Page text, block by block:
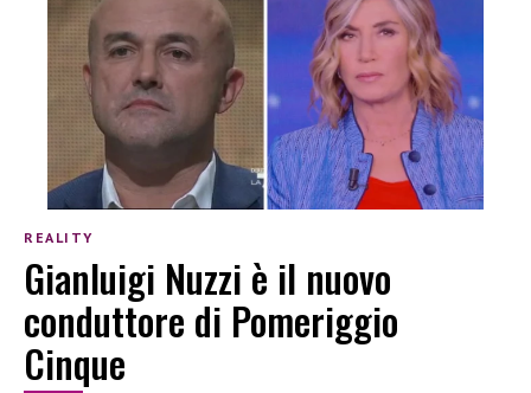
REALITY
Gianluigi Nuzzi è il nuovo
conduttore di Pomeriggio
Cinque